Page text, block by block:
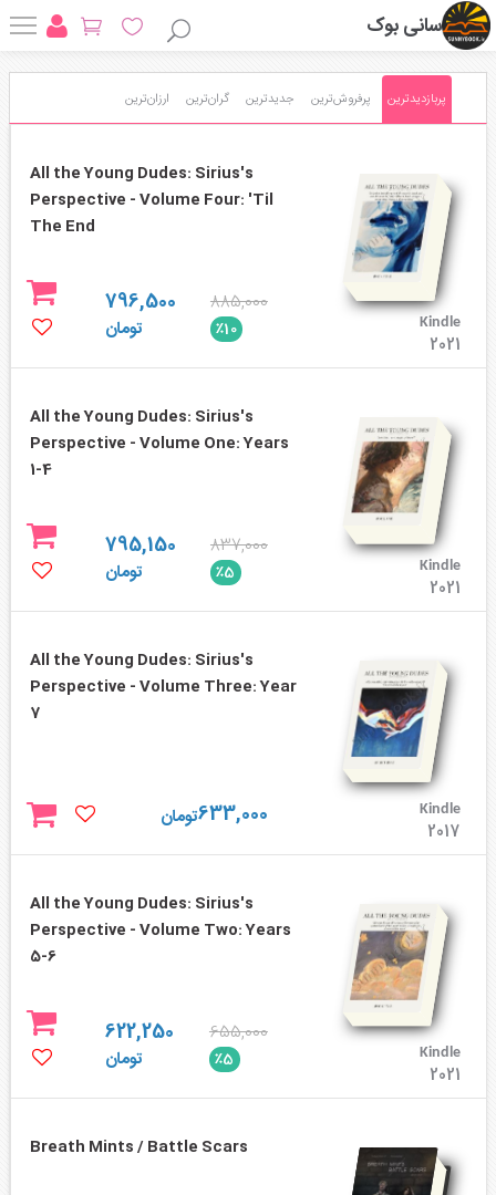
سانی بوک
پربازدیدترین پرفروش‌ترین جدیدترین گران‌ترین ارزان‌ترین
All the Young Dudes: Sirius's
Perspective - Volume Four: 'Til
The End
Kindle
2021
885,000
٪10
796,500
تومان
All the Young Dudes: Sirius's
Perspective - Volume One: Years
1-4
Kindle
2021
837,000
٪5
795,150
تومان
All the Young Dudes: Sirius's
Perspective - Volume Three: Year
7
Kindle
2017
633,000تومان
All the Young Dudes: Sirius's
Perspective - Volume Two: Years
5-6
Kindle
2021
655,000
٪5
622,250
تومان
Breath Mints / Battle Scars